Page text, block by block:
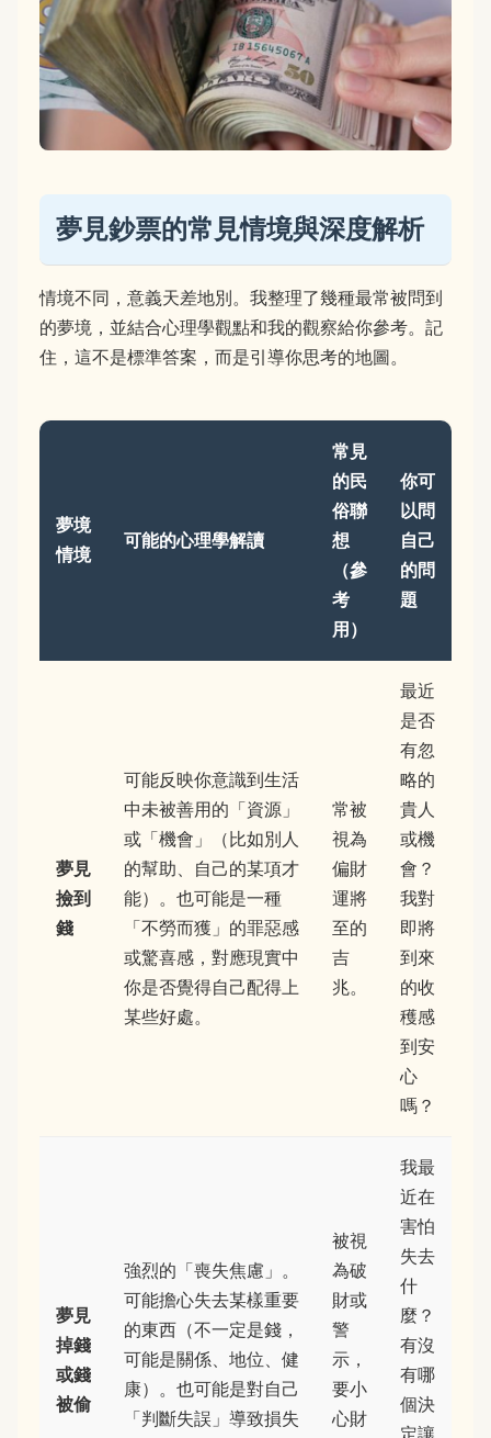
夢見鈔票的常見情境與深度解析
情境不同，意義天差地別。我整理了幾種最常被問到
的夢境，並結合心理學觀點和我的觀察給你參考。記
住，這不是標準答案，而是引導你思考的地圖。
夢境
情境
可能的心理學解讀
常見
的民
俗聯
想
（參
考
用）
你可
以問
自己
的問
題
夢見
撿到
錢
可能反映你意識到生活
中未被善用的「資源」
或「機會」（比如別人
的幫助、自己的某項才
能）。也可能是一種
「不勞而獲」的罪惡感
或驚喜感，對應現實中
你是否覺得自己配得上
某些好處。
常被
視為
偏財
運將
至的
吉
兆。
最近
是否
有忽
略的
貴人
或機
會？
我對
即將
到來
的收
穫感
到安
心
嗎？
夢見
掉錢
或錢
被偷
強烈的「喪失焦慮」。
可能擔心失去某樣重要
的東西（不一定是錢，
可能是關係、地位、健
康）。也可能是對自己
「判斷失誤」導致損失
被視
為破
財或
警
示，
要小
心財
我最
近在
害怕
失去
什
麼？
有沒
有哪
個決